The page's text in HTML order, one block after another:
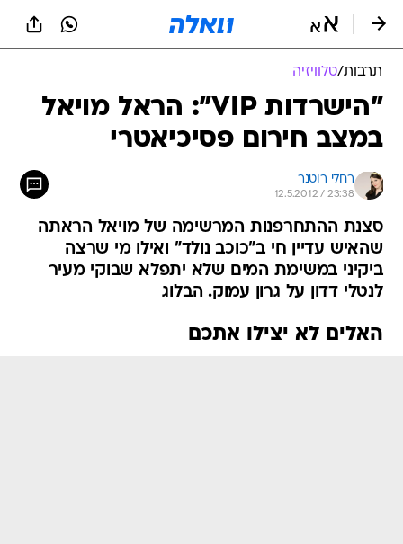
תרבות/טלוויזיה
"הישרדות VIP": הראל מויאל
במצב חירום פסיכיאטרי
רחלי רוטנר
12.5.2012 / 23:38
סצנת ההתחרפנות המרשימה של מויאל הראתה
שהאיש עדיין חי ב"כוכב נולד" ואילו מי שרצה
ביקיני במשימת המים שלא יתפלא שבוקי מעיר
לנטלי דדון על גרון עמוק. הבלוג
האלים לא יצילו אתכם